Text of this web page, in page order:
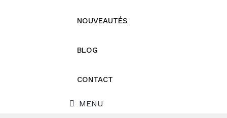
NOUVEAUTÉS
BLOG
CONTACT
MENU